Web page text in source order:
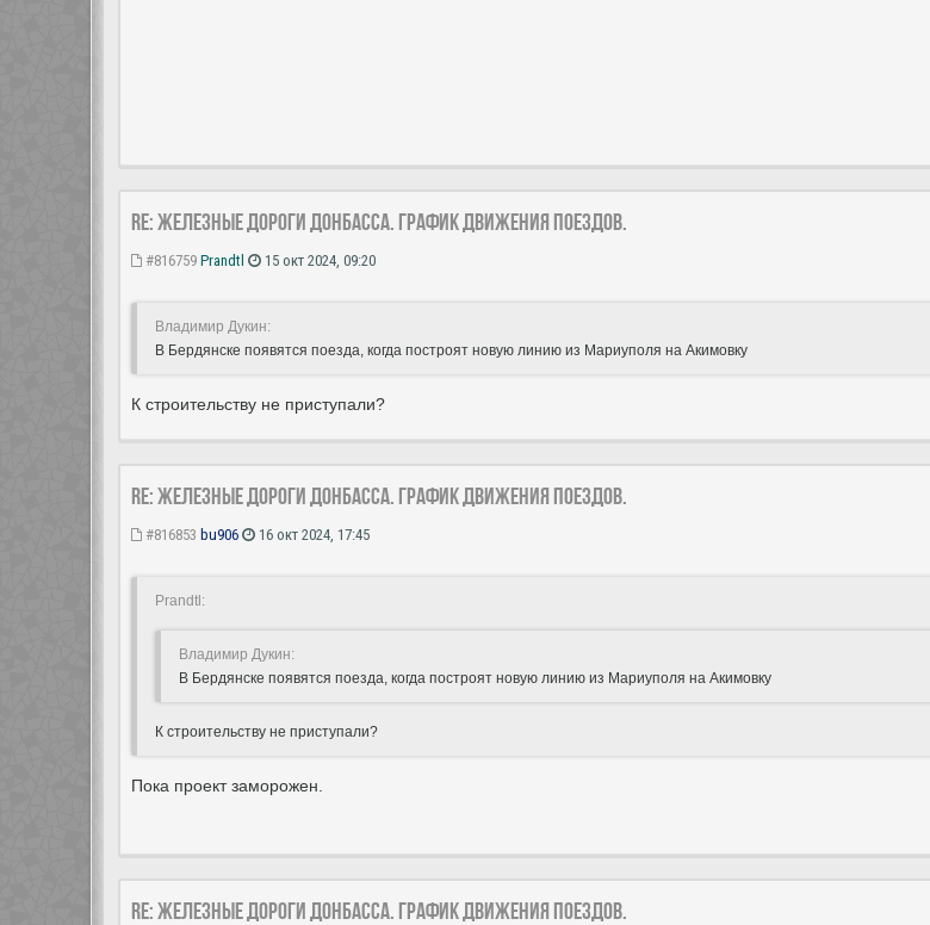
Re: Железные дороги Донбасса. График движения поездов.
#816759 Prandtl 15 окт 2024, 09:20
Владимир Дукин:
В Бердянске появятся поезда, когда построят новую линию из Мариуполя на Акимовку
К строительству не приступали?
Re: Железные дороги Донбасса. График движения поездов.
#816853 bu906 16 окт 2024, 17:45
Prandtl:
Владимир Дукин:
В Бердянске появятся поезда, когда построят новую линию из Мариуполя на Акимовку
К строительству не приступали?
Пока проект заморожен.
Re: Железные дороги Донбасса. График движения поездов.